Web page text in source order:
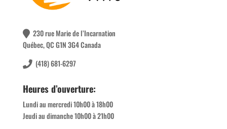
230 rue Marie de l’Incarnation
Québec, QC G1N 3G4 Canada
(418) 681-6297
Heures d’ouverture:
Lundi au mercredi 10h00 à 18h00
Jeudi au dimanche 10h00 à 21h00